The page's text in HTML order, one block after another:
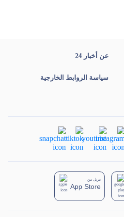
عن أخبار 24
سياسة الروابط الخارجية
تنزيل من
App Store